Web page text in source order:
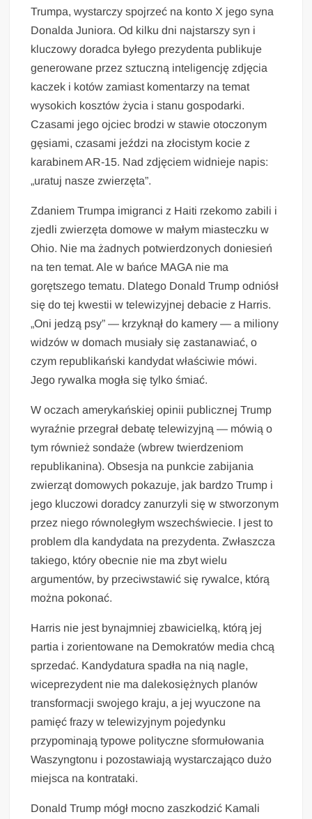
Trumpa, wystarczy spojrzeć na konto X jego syna
Donalda Juniora. Od kilku dni najstarszy syn i
kluczowy doradca byłego prezydenta publikuje
generowane przez sztuczną inteligencję zdjęcia
kaczek i kotów zamiast komentarzy na temat
wysokich kosztów życia i stanu gospodarki.
Czasami jego ojciec brodzi w stawie otoczonym
gęsiami, czasami jeździ na złocistym kocie z
karabinem AR-15. Nad zdjęciem widnieje napis:
„uratuj nasze zwierzęta”.
Zdaniem Trumpa imigranci z Haiti rzekomo zabili i
zjedli zwierzęta domowe w małym miasteczku w
Ohio. Nie ma żadnych potwierdzonych doniesień
na ten temat. Ale w bańce MAGA nie ma
gorętszego tematu. Dlatego Donald Trump odniósł
się do tej kwestii w telewizyjnej debacie z Harris.
„Oni jedzą psy” — krzyknął do kamery — a miliony
widzów w domach musiały się zastanawiać, o
czym republikański kandydat właściwie mówi.
Jego rywalka mogła się tylko śmiać.
W oczach amerykańskiej opinii publicznej Trump
wyraźnie przegrał debatę telewizyjną — mówią o
tym również sondaże (wbrew twierdzeniom
republikanina). Obsesja na punkcie zabijania
zwierząt domowych pokazuje, jak bardzo Trump i
jego kluczowi doradcy zanurzyli się w stworzonym
przez niego równoległym wszechświecie. I jest to
problem dla kandydata na prezydenta. Zwłaszcza
takiego, który obecnie nie ma zbyt wielu
argumentów, by przeciwstawić się rywalce, którą
można pokonać.
Harris nie jest bynajmniej zbawicielką, którą jej
partia i zorientowane na Demokratów media chcą
sprzedać. Kandydatura spadła na nią nagle,
wiceprezydent nie ma dalekosiężnych planów
transformacji swojego kraju, a jej wyuczone na
pamięć frazy w telewizyjnym pojedynku
przypominają typowe polityczne sformułowania
Waszyngtonu i pozostawiają wystarczająco dużo
miejsca na kontrataki.
Donald Trump mógł mocno zaszkodzić Kamali